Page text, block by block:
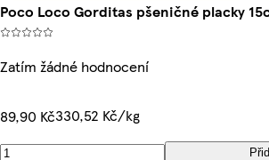
Poco Loco Gorditas pšeničné placky
Zatím žádné hodnocení
89,90 Kč330,52 Kč/kg